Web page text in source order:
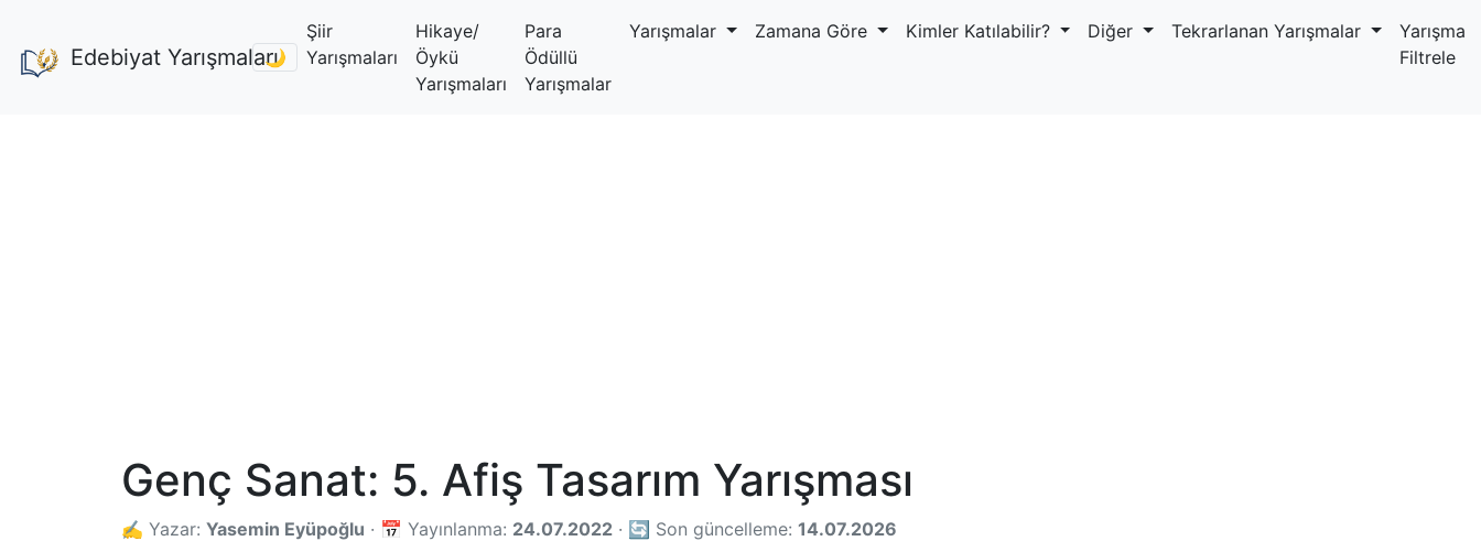
Edebiyat Yarışmaları
🌙
Şiir
Yarışmaları
Hikaye/
Öykü
Yarışmaları
Para
Ödüllü
Yarışmalar
Yarışmalar Zamana Göre Kimler Katılabilir? Diğer Tekrarlanan Yarışmalar
Yarışma
Filtrele
Genç Sanat: 5. Afiş Tasarım Yarışması
✍️ Yazar: Yasemin Eyüpoğlu · 📅 Yayınlanma: 24.07.2022 · 🔄 Son güncelleme: 14.07.2026